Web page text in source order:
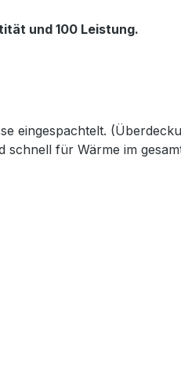
und 100 Leistung.
eingespachtelt.
für Wärme im